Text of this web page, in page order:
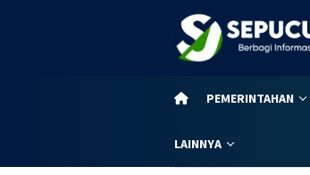
PEMERINTAHAN
LAINNYA